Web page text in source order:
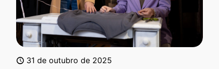
31 de outubro de 2025